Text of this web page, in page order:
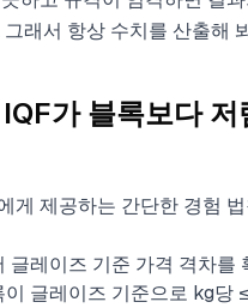
그래서 항상 수치를 산출해
가 블록보다 저
게 제공하는 간단한 경험
글레이즈 기준 가격 격차를
이 글레이즈 기준으로 kg당